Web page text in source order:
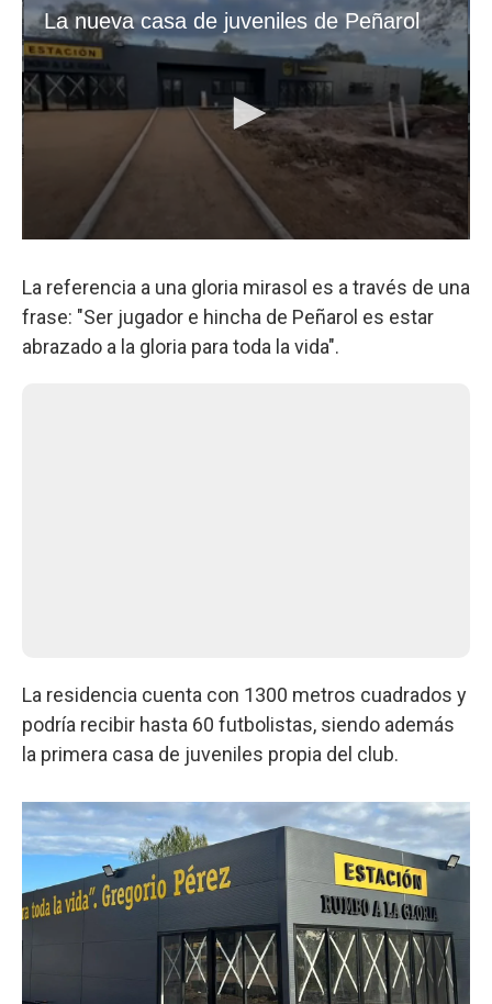
La referencia a una gloria mirasol es a través de una
frase: "Ser jugador e hincha de Peñarol es estar
abrazado a la gloria para toda la vida".
La residencia cuenta con 1300 metros cuadrados y
podría recibir hasta 60 futbolistas, siendo además
la primera casa de juveniles propia del club.